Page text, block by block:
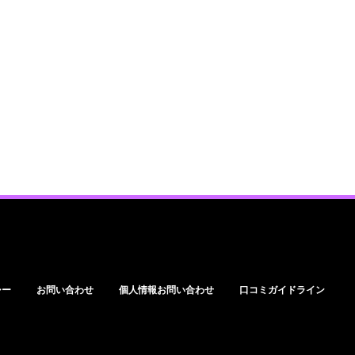
お問い合わせ 個人情報お問い合わせ 口コミガイドライン